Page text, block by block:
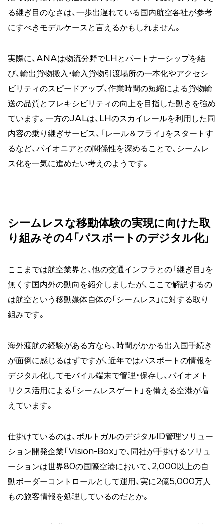
る継ぎ目のなさは、一歩出遅れている国内航空各社が参考
にすべきモデルケースと言えるかもしれません。
実際に、ANAは物流分野でLHとパートナーシップを結
び、輸出貨物搬入・輸入貨物引渡場所の一本化やアクセシ
ビリティのスピードアップ、作業時間の短縮による貨物輸
送の品質とフレキシビリティの向上を目指した動きを強め
ています。一方のJALは、LHのスカイレールを利用した同
内容の乗り継ぎサービス、「レール＆フライ」をスタートす
るなど、パイオニアとの関係性を深めることで、シームレ
ス化を一気に進めたい考えのようです。
シームレスな移動体験の実現に向けた取
り組みその4「パスポートのデジタル化」
ここまでは航空業界と、他の交通インフラとの「継ぎ目」を
無くす国内外の動向を紹介しましたが、ここで解説するの
は航空という移動媒体自体の「シームレス」に対する取り
組みです。
海外渡航の経験がある方なら、時間がかかる出入国手続き
が面倒に感じるはずですが、近年ではパスポートの情報を
デジタル化してモバイル端末で管理・保存し、バイオメト
リクス活用による「シームレスゲート」を備える空港が増
えています。
仕掛けているのは、ポルトガルのデジタルID管理ソリュー
ション開発企業「Vision-Box」で、同社が手掛けるソリュ
ーションは世界80の国際空港において、2,000以上の自
動ボーダーコントロールとして運用、実に2億5,000万人
もの旅客情報を処理しているのだとか。